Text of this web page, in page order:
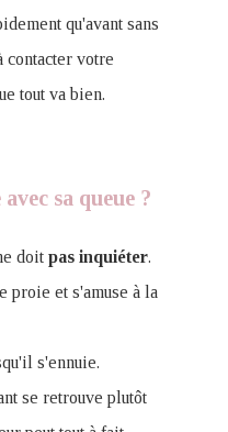
qu'avant sans
contacter votre
tout va bien.
sa queue ?
doit pas inquiéter.
proie et s'amuse à la
s'ennuie.
se retrouve plutôt